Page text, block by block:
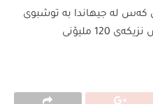
زیاتر لە 141 ملیۆن كەس لە جیهاندا بە توشبوی
پەتاكە تۆمار كراون و لەو ژمارەیەش نزیكەی 120 ملیۆنی